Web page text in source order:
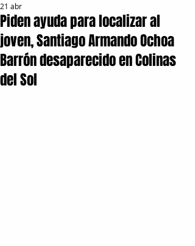
Piden ayuda para localizar al
joven, Santiago Armando Ochoa
Barrón desaparecido en Colinas
del Sol
21 abr